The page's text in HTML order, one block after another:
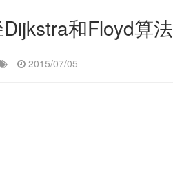
Dijkstra和Floyd算法
2015/07/05